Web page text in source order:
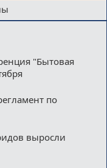
"Бытовая
по
выросли